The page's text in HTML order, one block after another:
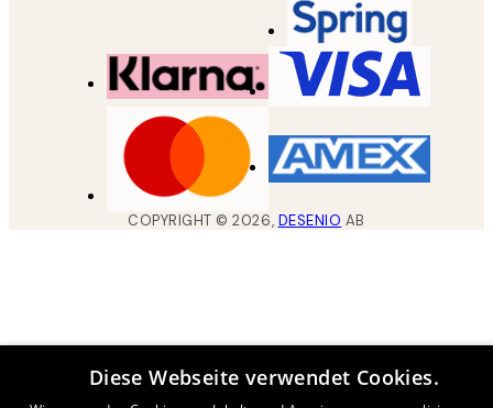
COPYRIGHT ©2026, DESENIO AB
Diese Webseite verwendet Cookies.